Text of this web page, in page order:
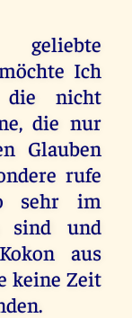
Ich
nicht
die nur
Glauben
rufe
sehr im
sind und
aus
keine Zeit